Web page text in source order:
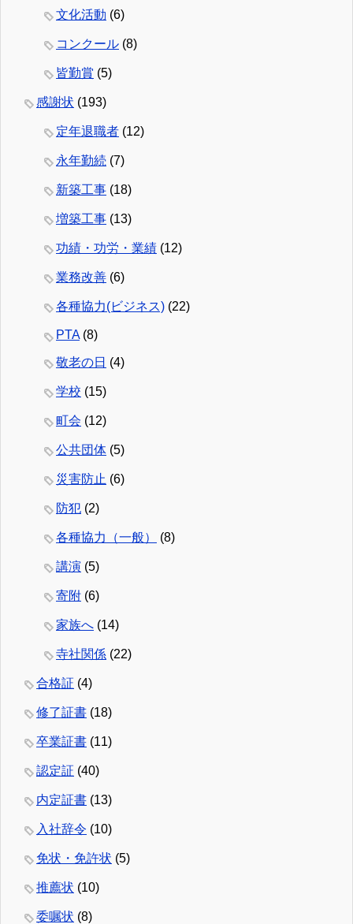
文化活動 (6)
コンクール (8)
皆勤賞 (5)
感謝状 (193)
定年退職者 (12)
永年勤続 (7)
新築工事 (18)
増築工事 (13)
功績・功労・業績 (12)
業務改善 (6)
各種協力(ビジネス) (22)
PTA(8)
敬老の日 (4)
学校 (15)
町会 (12)
公共団体 (5)
災害防止 (6)
防犯 (2)
各種協力（一般） (8)
講演 (5)
寄附 (6)
家族へ (14)
寺社関係 (22)
合格証 (4)
修了証書 (18)
卒業証書 (11)
認定証 (40)
内定証書 (13)
入社辞令 (10)
免状・免許状 (5)
推薦状 (10)
委嘱状 (8)